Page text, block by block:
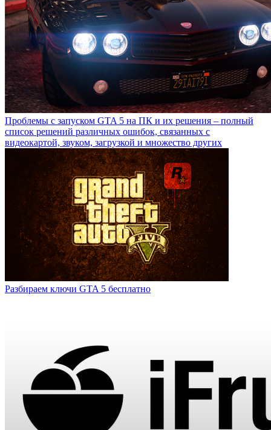
Проблемы с запуском GTA 5 на ПК и их решения – полный
список решений различных ошибок, связанных с
видеокартой, звуком, загрузкой и множество других
Разбираем ключи GTA 5 бесплатно